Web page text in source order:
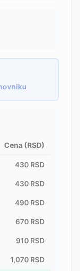
Cena (RSD)
430 RSD
430 RSD
490 RSD
670 RSD
910 RSD
1,070 RSD